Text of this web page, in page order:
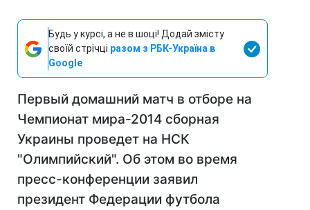
Будь у курсі, а не в шоці! Додай змісту
своїй стрічці разом з РБК-Україна в
Google
Первый домашний матч в отборе на
Чемпионат мира-2014 сборная
Украины проведет на НСК
"Олимпийский". Об этом во время
пресс-конференции заявил
президент Федерации футбола